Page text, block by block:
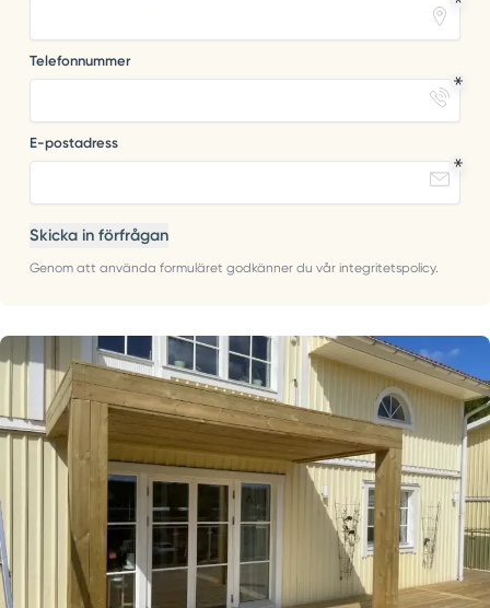
Telefonnummer
E-postadress
Skicka in förfrågan
Genom att använda formuläret godkänner du vår integritetspolicy.